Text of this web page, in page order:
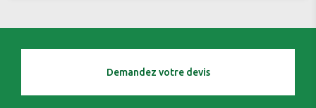
Demandez votre devis